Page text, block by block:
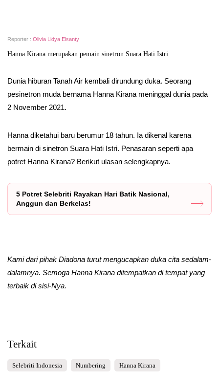
Reporter : Olivia Lidya Elsanty
Hanna Kirana merupakan pemain sinetron Suara Hati Istri
Dunia hiburan Tanah Air kembali dirundung duka. Seorang
pesinetron muda bernama Hanna Kirana meninggal dunia pada
2 November 2021.
Hanna diketahui baru berumur 18 tahun. Ia dikenal karena
bermain di sinetron Suara Hati Istri. Penasaran seperti apa
potret Hanna Kirana? Berikut ulasan selengkapnya.
5 Potret Selebriti Rayakan Hari Batik Nasional,
Anggun dan Berkelas!
Kami dari pihak Diadona turut mengucapkan duka cita sedalam-
dalamnya. Semoga Hanna Kirana ditempatkan di tempat yang
terbaik di sisi-Nya.
Terkait
Selebriti Indonesia Numbering Hanna Kirana